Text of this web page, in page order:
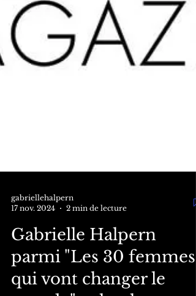
gabriellehalpern
17 nov. 2024
2 min de lecture
Gabrielle Halpern